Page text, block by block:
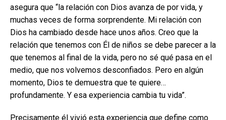
asegura que “la relación con Dios avanza de por vida, y
muchas veces de forma sorprendente. Mi relación con
Dios ha cambiado desde hace unos años. Creo que la
relación que tenemos con Él de niños se debe parecer a la
que tenemos al final de la vida, pero no sé qué pasa en el
medio, que nos volvemos desconfiados. Pero en algún
momento, Dios te demuestra que te quiere…
profundamente. Y esa experiencia cambia tu vida”.
Precisamente él vivió esta experiencia que define como